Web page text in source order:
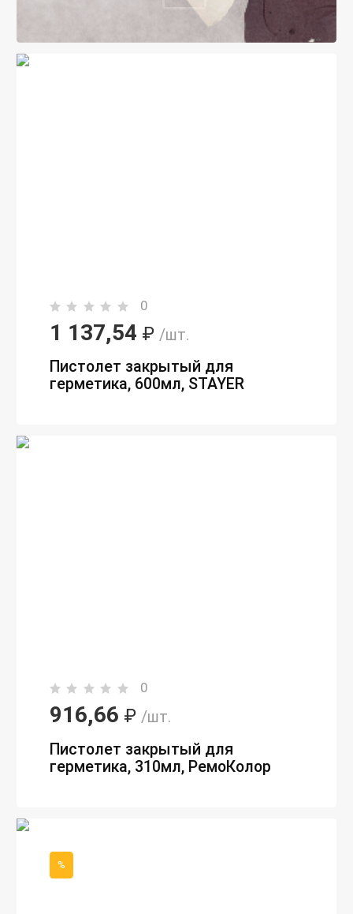
0
1 137,54 ₽ /шт.
Пистолет закрытый для
герметика, 600мл, STAYER
0
916,66 ₽ /шт.
Пистолет закрытый для
герметика, 310мл, РемоКолор
%